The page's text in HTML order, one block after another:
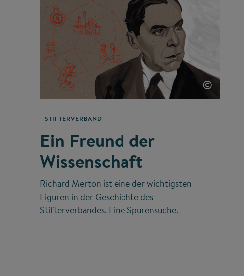
©
STIFTERVERBAND
Ein Freund der
Wissenschaft
Richard Merton ist eine der wichtigsten
Figuren in der Geschichte des
Stifterverbandes. Eine Spurensuche.